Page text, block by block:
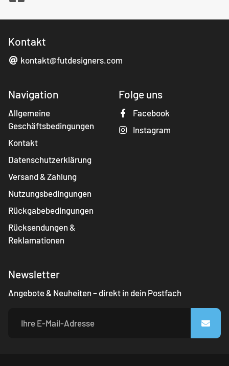
Kontakt
kontakt@futdesigners.com
Navigation
Allgemeine
Geschäftsbedingungen
Kontakt
Datenschutzerklärung
Versand & Zahlung
Nutzungsbedingungen
Rückgabebedingungen
Rücksendungen &
Reklamationen
Folge uns
Facebook
Instagram
Newsletter
Angebote & Neuheiten – direkt in dein Postfach